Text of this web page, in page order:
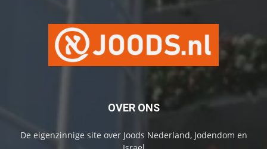
OVER ONS
De eigenzinnige site over Joods Nederland, Jodendom en